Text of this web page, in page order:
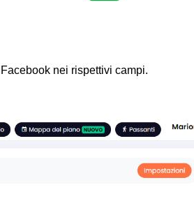
nei rispettivi campi.